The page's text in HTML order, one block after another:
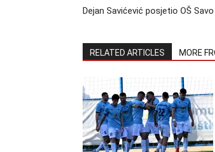
Dejan Savićević posjetio OŠ
RELATED ARTICLES MORE